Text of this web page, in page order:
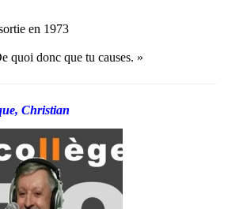
en 1973
quoi donc que tu causes. »
Christian